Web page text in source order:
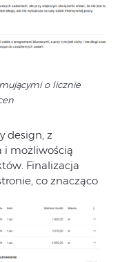
o licznie
design, z
możliwością
Finalizacja
co znacząco